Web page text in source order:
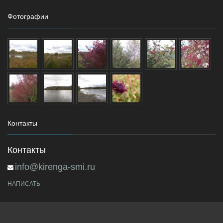
Фотографии
Контакты
Контакты
info@kirenga-smi.ru
НАПИСАТЬ